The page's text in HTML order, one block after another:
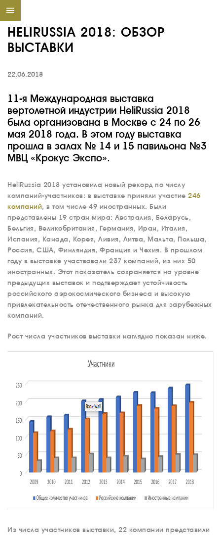
HELIRUSSIA 2018: ОБЗОР
ВЫСТАВКИ
22.06.2018
11-я Международная выставка
вертолетной индустрии HeliRussia 2018
была организована в Москве с 24 по 26
мая 2018 года. В этом году выставка
прошла в залах № 14 и 15 павильона №3
МВЦ «Крокус Экспо».
HeliRussia 2018 установила новый рекорд по числу
компаний-участников: в выставке приняли участие 246
компаний, в том числе 49 иностранных. Были
представлены 19 стран мира: Австралия, Беларусь,
Бельгия, Великобритания, Германия, Иран, Италия,
Испания, Канада, Корея, Ливия, Литва, Мальта, Польша,
Россия, США, Финляндия, Франция и Чехия. В прошлом
году в выставке участвовали 237 компаний, из них 50
иностранных. Этот показатель сохраняется на уровне
предыдущих выставок и подтверждает устойчивость
российского аэрокосмического бизнеса и высокую
привлекательность отечественного рынка для зарубежных
компаний.
Рост числа участников выставки наглядно показан ниже.
Из числа участников выставки, 22 компании представили